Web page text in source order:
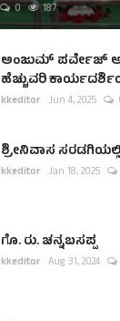
0 187
ಅಂಜುಮ್ ಪರ್ವೇಜ್
ಹೆಚ್ಚುವರಿ
kkeditor Jun 4, 2025
ಶ್ರೀನಿವಾಸ
kkeditor Jan 18, 2025
ಗೊ. ರು. ಚನ್ನಬಸಪ್ಪ
kkeditor Aug 31, 2024